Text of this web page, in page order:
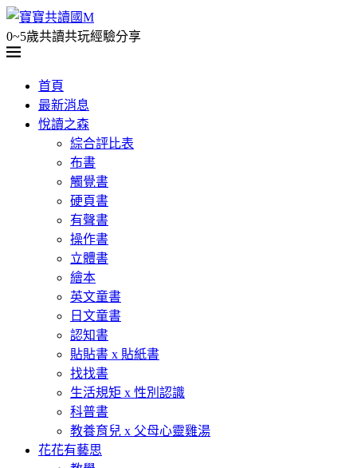
0~5歲共讀共玩經驗分享
首頁
最新消息
悅讀之森
綜合評比表
布書
觸覺書
硬頁書
有聲書
操作書
立體書
繪本
英文童書
日文童書
認知書
貼貼書 x 貼紙書
找找書
生活規矩 x 性別認識
科普書
教養育兒 x 父母心靈雞湯
花花有藝思